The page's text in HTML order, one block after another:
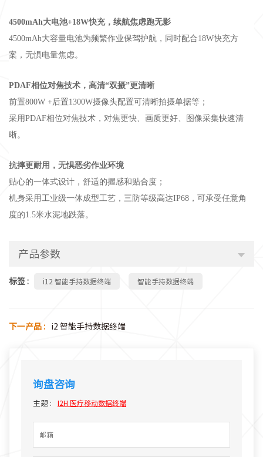
4500mAh大电池+18W快充，续航焦虑跑无影
4500mAh大容量电池为频繁作业保驾护航，同时配合18W快充方
案，无惧电量焦虑。
PDAF相位对焦技术，高清“双摄”更清晰
前置800W +后置1300W摄像头配置可清晰拍摄单据等；
采用PDAF相位对焦技术，对焦更快、画质更好、图像采集快速清
晰。
抗摔更耐用，无惧恶劣作业环境
贴心的一体式设计，舒适的握感和贴合度；
机身采用工业级一体成型工艺，三防等级高达IP68，可承受任意角
度的1.5米水泥地跌落。
产品参数
标签 : i12 智能手持数据终端 智能手持数据终端
下一产品 : i2 智能手持数据终端
询盘咨询
主题 : I2H 医疗移动数据终端